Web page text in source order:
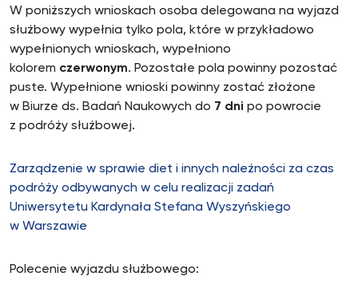
W poniższych wnioskach osoba delegowana na wyjazd
służbowy wypełnia tylko pola, które w przykładowo
wypełnionych wnioskach, wypełniono
kolorem czerwonym. Pozostałe pola powinny pozostać
puste. Wypełnione wnioski powinny zostać złożone
w Biurze ds. Badań Naukowych do 7 dni po powrocie
z podróży służbowej.
Zarządzenie w sprawie diet i innych należności za czas
podróży odbywanych w celu realizacji zadań
Uniwersytetu Kardynała Stefana Wyszyńskiego
w Warszawie
Polecenie wyjazdu służbowego: